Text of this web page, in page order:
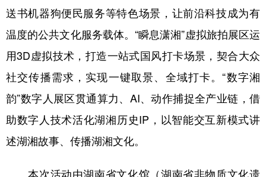
新疆 内蒙古 黑龙江
多语种频道
English Español Français عربى
Deutsch Português
送书机器狗便民服务等特色场景，让前沿科技成为有
温度的公共文化服务载体。“瞬息潇湘”虚拟旅拍展区运
用3D虚拟技术，打造一站式国风打卡场景，契合大众
社交传播需求，实现一键取景、全域打卡。“数字湘
韵”数字人展区贯通算力、AI、动作捕捉全产业链，借
助数字人技术活化湖湘历史IP，以智能交互新模式讲
述湖湘故事、传播湖湘文化。
本次活动由湖南省文化馆（湖南省非物质文化遗